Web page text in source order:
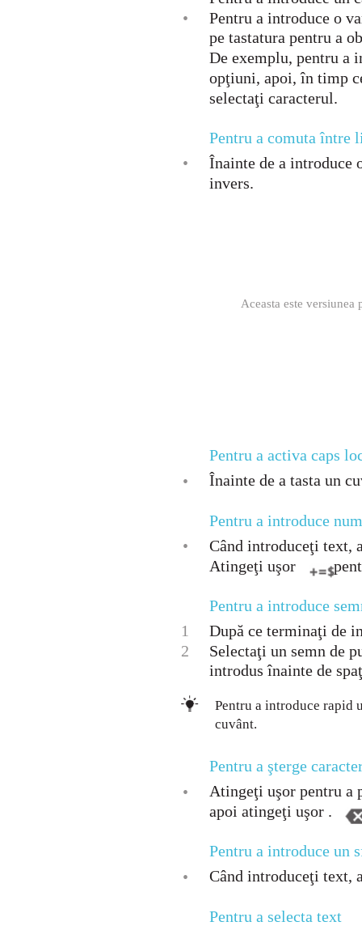
•
Pentru a introduce o
pe tastatura pentru a
De exemplu, pentru a
opţiuni, apoi, în timp
selectaţi caracterul.
Pentru a comuta
•
Înainte de a introduce
invers.
Aceasta este
Pentru a activa caps
•
Înainte de a tasta un
Pentru a introduce
•
Când introduceţi text,
Atingeţi uşor
Pentru a introduce
1
După ce terminaţi de
2
Selectaţi un semn de
introdus înainte de
Pentru a introduce rapid
cuvânt.
Pentru a şterge
•
Atingeţi uşor pentru a
apoi atingeţi uşor .
Pentru a introduce un
•
Când introduceţi text,
Pentru a selecta text